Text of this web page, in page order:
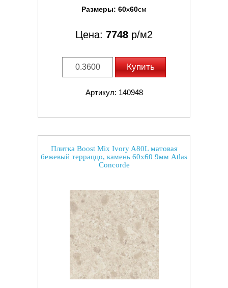
Размеры: 60x60см
Цена: 7748 р/м2
Купить
Артикул: 140948
Плитка Boost Mix Ivory A80L матовая
бежевый терраццо, камень 60x60 9мм Atlas
Concorde